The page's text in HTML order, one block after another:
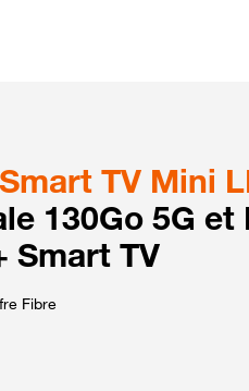
Smart TV Mini
130Go 5G et
Smart TV
Fibre